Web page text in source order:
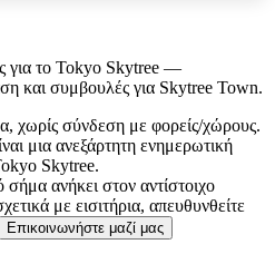
για το Tokyo Skytree —
και συμβουλές για Skytree Town.
χωρίς σύνδεση με φορείς/χώρους.
μια ανεξάρτητη ενημερωτική
Skytree.
ανήκει στον αντίστοιχο
με εισιτήρια, απευθυνθείτε
Επικοινωνήστε μαζί μας